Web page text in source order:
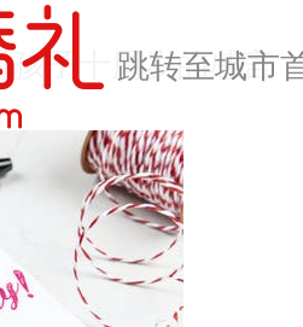
跳转至城市
孩子十周岁的感言